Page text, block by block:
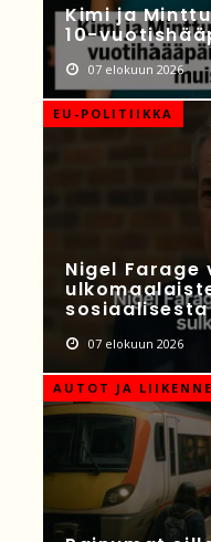
Kimi ja
10-
07 elokuun 2026
EU-POLITIIKKA
Nigel Farage
sosiaalisesta
07 elokuun 2026
AUTOT JA LIIKENNE